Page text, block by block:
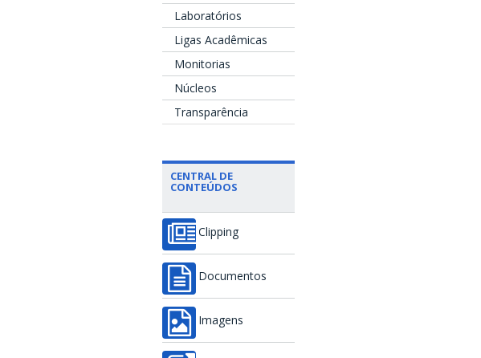
Laboratórios
Ligas Acadêmicas
Monitorias
Núcleos
Transparência
CENTRAL DE
CONTEÚDOS
Clipping
Documentos
Imagens